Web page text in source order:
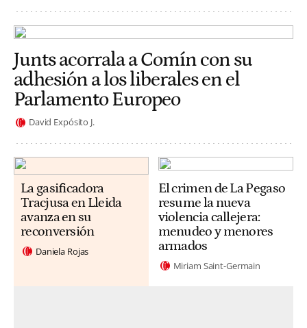
Junts acorrala a Comín con su
adhesión a los liberales en el
Parlamento Europeo
David Expósito J.
La gasificadora
Tracjusa en Lleida
avanza en su
reconversión
Daniela Rojas
El crimen de La Pegaso
resume la nueva
violencia callejera:
menudeo y menores
armados
Miriam Saint-Germain